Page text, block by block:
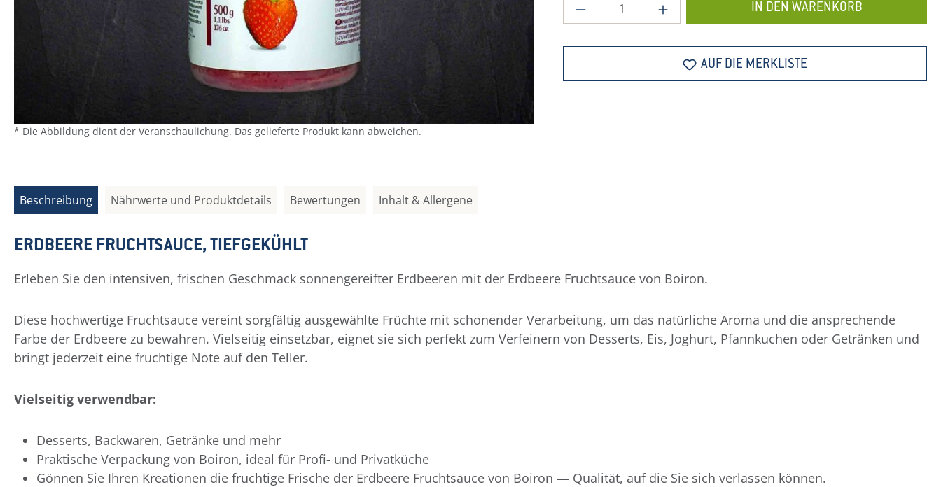
* Die Abbildung dient der Veranschaulichung. Das gelieferte Produkt kann abweichen.
IN DEN WARENKORB
AUF DIE MERKLISTE
Beschreibung Nährwerte und Produktdetails Bewertungen Inhalt & Allergene
ERDBEERE FRUCHTSAUCE, TIEFGEKÜHLT
Erleben Sie den intensiven, frischen Geschmack sonnengereifter Erdbeeren mit der Erdbeere Fruchtsauce von Boiron.
Diese hochwertige Fruchtsauce vereint sorgfältig ausgewählte Früchte mit schonender Verarbeitung, um das natürliche Aroma und die ansprechende
Farbe der Erdbeere zu bewahren. Vielseitig einsetzbar, eignet sie sich perfekt zum Verfeinern von Desserts, Eis, Joghurt, Pfannkuchen oder Getränken und
bringt jederzeit eine fruchtige Note auf den Teller.
Vielseitig verwendbar:
Desserts, Backwaren, Getränke und mehr
Praktische Verpackung von Boiron, ideal für Profi- und Privatküche
Gönnen Sie Ihren Kreationen die fruchtige Frische der Erdbeere Fruchtsauce von Boiron — Qualität, auf die Sie sich verlassen können.